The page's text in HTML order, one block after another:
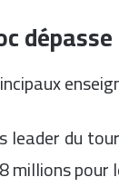
leader du
millions pour